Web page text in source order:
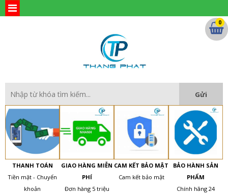
THANH TOÁN
Tiền mặt - Chuyển
khoản
GIAO HÀNG MIỄN
PHÍ
Đơn hàng 5 triệu
CAM KẾT BẢO MẬT
Cam kết bảo mật
BẢO HÀNH SẢN
PHẨM
Chính hãng 24
0